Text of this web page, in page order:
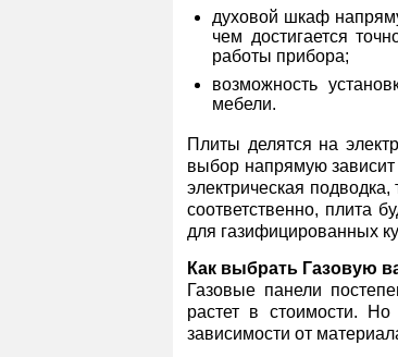
духовой шкаф
чем достигается
работы прибора;
возможность
мебели.
Плиты делятся на
выбор напрямую
электрическая подводка,
соответственно, плита
для газифицированных
Как выбрать Газовую
Газовые панели
растет в стоимости.
зависимости от